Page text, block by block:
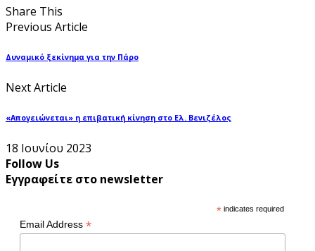
Share This
Previous Article
Δυναμικό ξεκίνημα για την Πάρο
Next Article
«Απογειώνεται» η επιβατική κίνηση στο Ελ. Βενιζέλος
18 Ιουνίου 2023
Follow Us
Εγγραφείτε στο newsletter
* indicates required
Email Address *